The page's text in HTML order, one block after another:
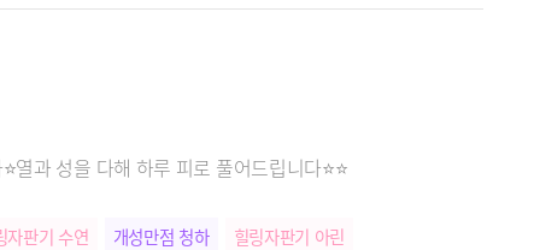
열과 성을 다해 하루 피로 풀어드립니다⭐️⭐️
자판기 수연 개성만점 청하
힐링자판기 아린